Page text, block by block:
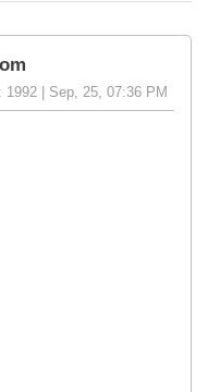
| Sep, 25, 07:36 PM